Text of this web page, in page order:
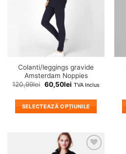
Colanti/leggings gravide
Amsterdam Noppies
120,99lei 60,50lei TVA Inclus
SELECTEAZĂ OPȚIUNILE
are
mai